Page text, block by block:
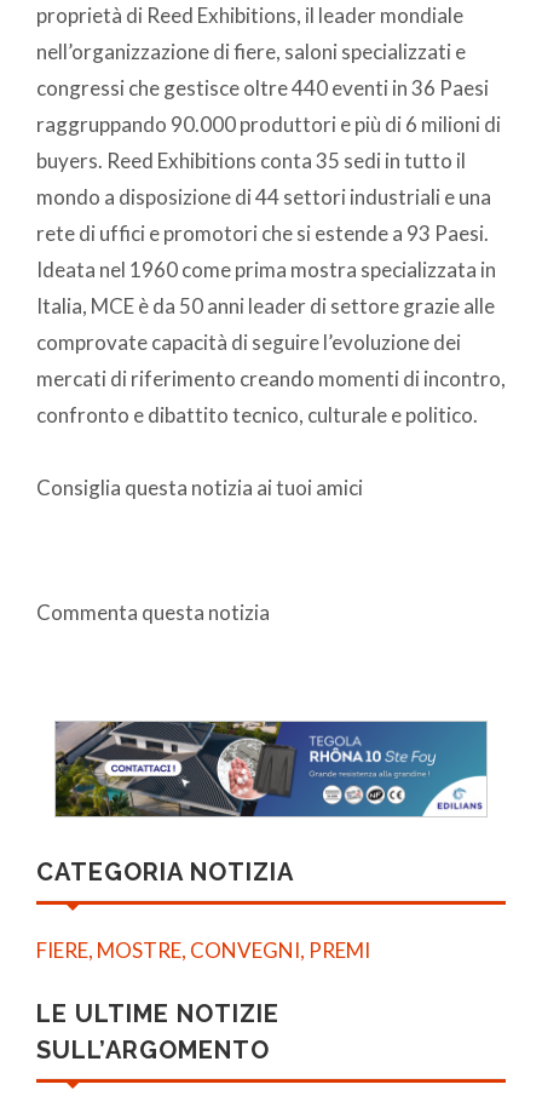
proprietà di Reed Exhibitions, il leader mondiale
nell’organizzazione di fiere, saloni specializzati e
congressi che gestisce oltre 440 eventi in 36 Paesi
raggruppando 90.000 produttori e più di 6 milioni di
buyers. Reed Exhibitions conta 35 sedi in tutto il
mondo a disposizione di 44 settori industriali e una
rete di uffici e promotori che si estende a 93 Paesi.
Ideata nel 1960 come prima mostra specializzata in
Italia, MCE è da 50 anni leader di settore grazie alle
comprovate capacità di seguire l’evoluzione dei
mercati di riferimento creando momenti di incontro,
confronto e dibattito tecnico, culturale e politico.
Consiglia questa notizia ai tuoi amici
Commenta questa notizia
CATEGORIA NOTIZIA
FIERE, MOSTRE, CONVEGNI, PREMI
LE ULTIME NOTIZIE
SULL’ARGOMENTO